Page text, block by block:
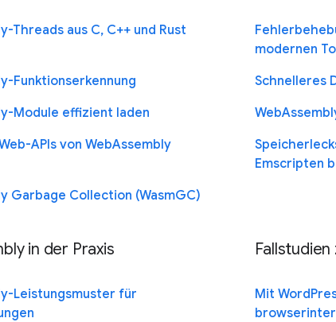
Threads aus C, C++ und Rust
Funktionserkennung
Module effizient laden
APIs von WebAssembly
Garbage Collection (WasmGC)
modernen
Schnelleres
Emscripten
in der Praxis
Leistungsmuster für
Mit